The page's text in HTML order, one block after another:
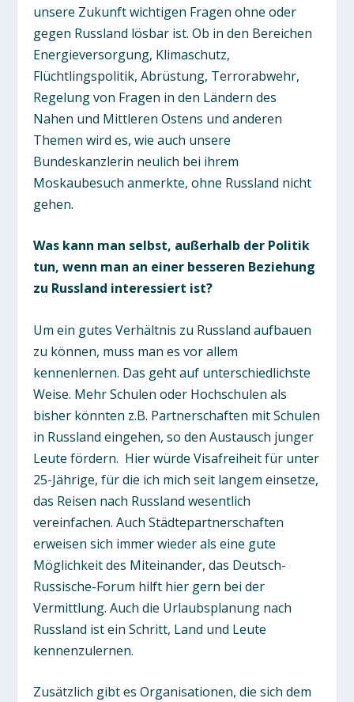
unsere Zukunft wichtigen Fragen ohne oder
gegen Russland lösbar ist. Ob in den Bereichen
Energieversorgung, Klimaschutz,
Flüchtlingspolitik, Abrüstung, Terrorabwehr,
Regelung von Fragen in den Ländern des
Nahen und Mittleren Ostens und anderen
Themen wird es, wie auch unsere
Bundeskanzlerin neulich bei ihrem
Moskaubesuch anmerkte, ohne Russland nicht
gehen.
Was kann man selbst, außerhalb der Politik
tun, wenn man an einer besseren Beziehung
zu Russland interessiert ist?
Um ein gutes Verhältnis zu Russland aufbauen
zu können, muss man es vor allem
kennenlernen. Das geht auf unterschiedlichste
Weise. Mehr Schulen oder Hochschulen als
bisher könnten z.B. Partnerschaften mit Schulen
in Russland eingehen, so den Austausch junger
Leute fördern. Hier würde Visafreiheit für unter
25-Jährige, für die ich mich seit langem einsetze,
das Reisen nach Russland wesentlich
vereinfachen. Auch Städtepartnerschaften
erweisen sich immer wieder als eine gute
Möglichkeit des Miteinander, das Deutsch-
Russische-Forum hilft hier gern bei der
Vermittlung. Auch die Urlaubsplanung nach
Russland ist ein Schritt, Land und Leute
kennenzulernen.
Zusätzlich gibt es Organisationen, die sich dem